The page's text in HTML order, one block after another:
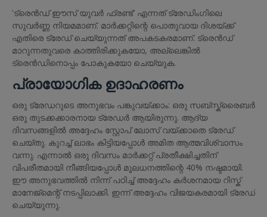
'ട്രെൻഡ് ഈസ് യുവർ ഫ്രണ്ട്' എന്നത് ട്രേഡിംഗിലെ
സുവർണ്ണ നിയമമാണ്. മാർക്കറ്റിന്റെ പൊതുവായ ദിശയ്ക്ക്
എതിരെ ട്രേഡ് ചെയ്യുന്നത് അപകടകരമാണ്. ട്രെൻഡ്
മാറുന്നതുവരെ കാത്തിരിക്കുകയോ, അല്ലെങ്കിൽ
ട്രെൻഡിനൊപ്പം പോകുകയോ ചെയ്യുക.
പ്രായോഗിക ഉദാഹരണം
ഒരു ട്രേഡറുടെ അനുഭവം പങ്കുവയ്ക്കാം: ഒരു സബ്സ്ക്രൈബർ
ഒരു തുടക്കക്കാരനായ ട്രേഡർ ആയിരുന്നു. ആദ്യ
ദിവസങ്ങളിൽ അദ്ദേഹം സ്റ്റോപ് ലോസ് വയ്ക്കാതെ ട്രേഡ്
ചെയ്തു. കുറച്ച് ലാഭം കിട്ടിയപ്പോൾ അമിത ആത്മവിശ്വാസം
വന്നു. എന്നാൽ ഒരു ദിവസം മാർക്കറ്റ് പ്രതീക്ഷിച്ചതിന്
വിപരീതമായി നീങ്ങിയപ്പോൾ മൂലധനത്തിന്റെ 40% നഷ്ടമായി.
ഈ അനുഭവത്തിൽ നിന്ന് പഠിച്ച് അദ്ദേഹം കർശനമായ റിസ്ക്
മാനേജ്മെന്റ് നടപ്പിലാക്കി. ഇന്ന് അദ്ദേഹം വിജയകരമായി ട്രേഡ്
ചെയ്യുന്നു.